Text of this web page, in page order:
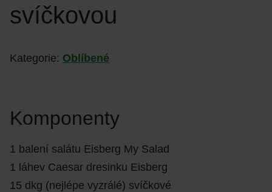
svíčkovou
Kategorie: Oblíbené
Komponenty
1 balení salátu Eisberg My Salad
1 láhev Caesar dresinku Eisberg
15 dkg (nejlépe vyzrálé) svíčkové